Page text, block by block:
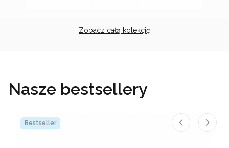
Zobacz całą kolekcję
Nasze bestsellery
Bestseller